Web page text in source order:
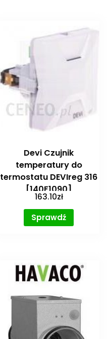
Devi Czujnik
temperatury do
termostatu DEVIreg 316
[140F1090]
163.10zł
Sprawdź